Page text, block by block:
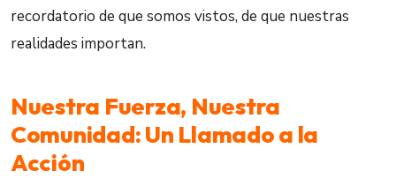
recordatorio de que somos vistos, de que nuestras
realidades importan.
Nuestra Fuerza, Nuestra
Comunidad: Un Llamado a la
Acción